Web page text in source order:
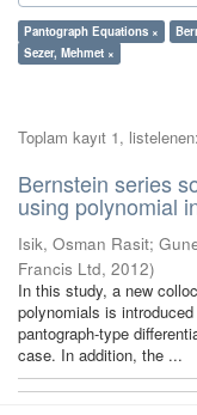
Pantograph Equations ×
Sezer, Mehmet ×
Toplam kayıt 1,
Bernstein series
using polynomial
Isik, Osman Rasit;
Francis Ltd, 2012)
In this study, a new
polynomials is
pantograph-type
case. In addition, the ...